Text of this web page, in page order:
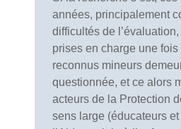
années, principalement
difficultés de
prises en charge une
reconnus mineurs
questionnée, et ce alors
acteurs de la Protection
sens large (éducateurs